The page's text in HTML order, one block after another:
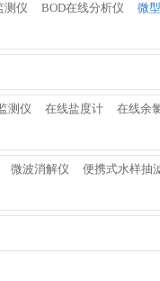
测仪 BOD在线分析仪 微
测仪 在线盐度计 在线余
微波消解仪 便携式水样抽